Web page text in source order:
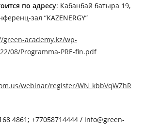
по адресу: Кабанбай батыра 19,
зал “KAZENERGY”
green-academy.kz/wp-
08/Programma-PRE-fin.pdf
webinar/register/WN_kbbVqWZhR
4861; +77058714444 / info@green-